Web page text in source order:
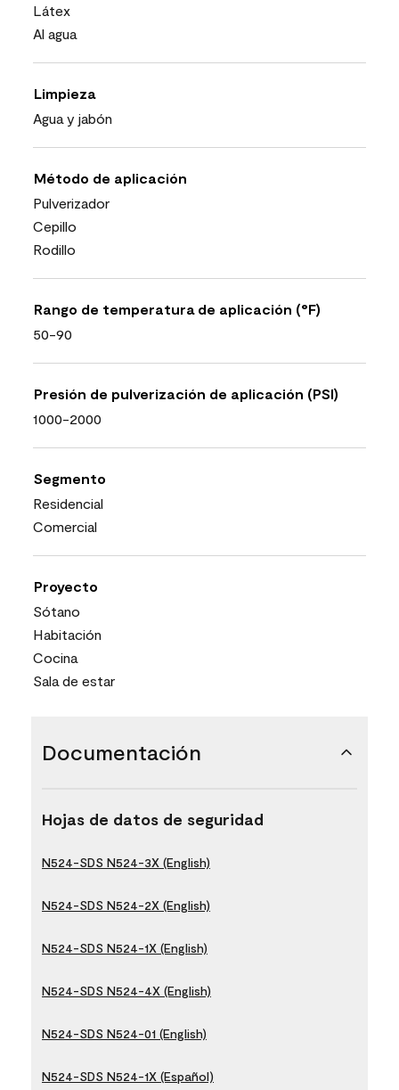
Látex
Al agua
Limpieza
Agua y jabón
Método de aplicación
Pulverizador
Cepillo
Rodillo
Rango de temperatura de aplicación (°F)
50-90
Presión de pulverización de aplicación (PSI)
1000-2000
Segmento
Residencial
Comercial
Proyecto
Sótano
Habitación
Cocina
Sala de estar
Documentación
Hojas de datos de seguridad
N524-SDS N524-3X (English)
N524-SDS N524-2X (English)
N524-SDS N524-1X (English)
N524-SDS N524-4X (English)
N524-SDS N524-01 (English)
N524-SDS N524-1X (Español)